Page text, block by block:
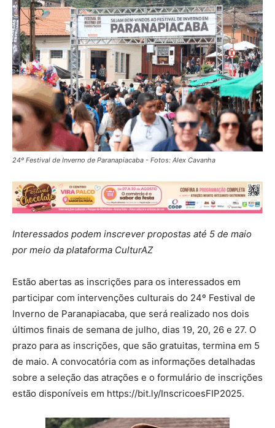
24º Festival de Inverno de Paranapiacaba - Fotos: Alex Cavanha
Interessados podem inscrever propostas até 5 de maio
por meio da plataforma CulturAZ
Estão abertas as inscrições para os interessados em
participar com intervenções culturais do 24º Festival de
Inverno de Paranapiacaba, que será realizado nos dois
últimos finais de semana de julho, dias 19, 20, 26 e 27. O
prazo para as inscrições, que são gratuitas, termina em 5
de maio. A convocatória com as informações detalhadas
sobre a seleção das atrações e o formulário de inscrições
estão disponíveis em https://bit.ly/InscricoesFIP2025.